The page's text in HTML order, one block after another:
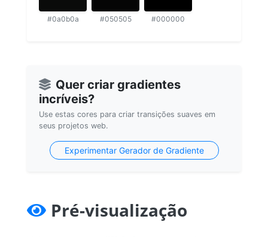
#0a0b0a #050505 #000000
Quer criar gradientes
incríveis?
Use estas cores para criar transições suaves em
seus projetos web.
Experimentar Gerador de Gradiente
Pré-visualização